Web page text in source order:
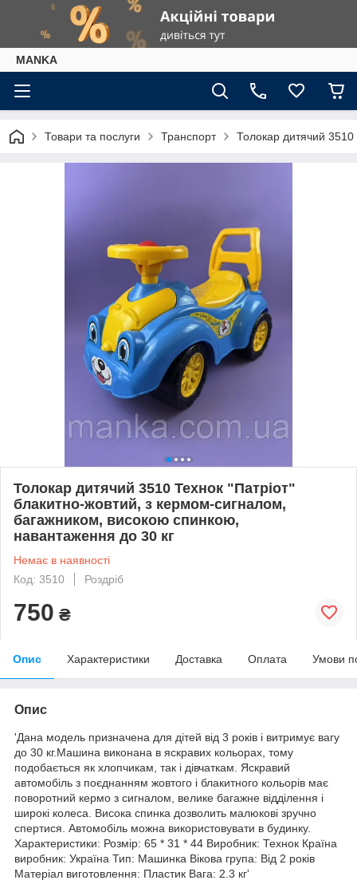
МАNKА
Товари та послуги Транспорт Толокар дитячий
Толокар дитячий 3510 Технок "Патріот"
блакитно-жовтий, з кермом-сигналом,
багажником, високою спинкою,
навантаження до 30 кг
Немає в наявності
Код: 3510
Роздріб
750 ₴
Опис Характеристики Доставка Оплата Умови
Опис
'Дана модель призначена для дітей від 3 років і витримує вагу
до 30 кг.Машина виконана в яскравих кольорах, тому
подобається як хлопчикам, так і дівчаткам. Яскравий
автомобіль з поєднанням жовтого і блакитного кольорів має
поворотний кермо з сигналом, велике багажне відділення і
широкі колеса. Висока спинка дозволить малюкові зручно
спертися. Автомобіль можна використовувати в будинку.
Характеристики: Розмір: 65 * 31 * 44 Виробник: Технок Країна
виробник: Україна Тип: Машинка Вікова група: Від 2 років
Матеріал виготовлення: Пластик Вага: 2.3 кг'